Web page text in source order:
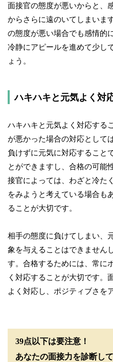
面接官の態度が悪いからと、
からさらに遠のいてしまいま
の態度が悪い場合でも感情的
冷静にアピールを進めて少し
ょう。
ハキハキと元気よく対
ハキハキと元気よく対応する
が悪かった場合の対応として
負けずに元気に対応すること
とができますし、合格の可能
接官によっては、わざと冷た
をみようと考えている場合も
ることが大切です。
相手の態度に負けてしまい、
象を与えることはできません
す。合格するためには、常に
く対応することが大切です。
よく対応し、ポジティブさを
39点以下は要注意！
あなたの面接力を診断し